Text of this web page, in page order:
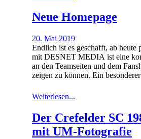
Neue Homepage
20. Mai 2019
Endlich ist es geschafft, ab
mit DESNET MEDIA ist eine
an den Teamseiten und dem
zeigen zu können. Ein
Weiterlesen...
Der Crefelder SC
mit UM-Fotografie